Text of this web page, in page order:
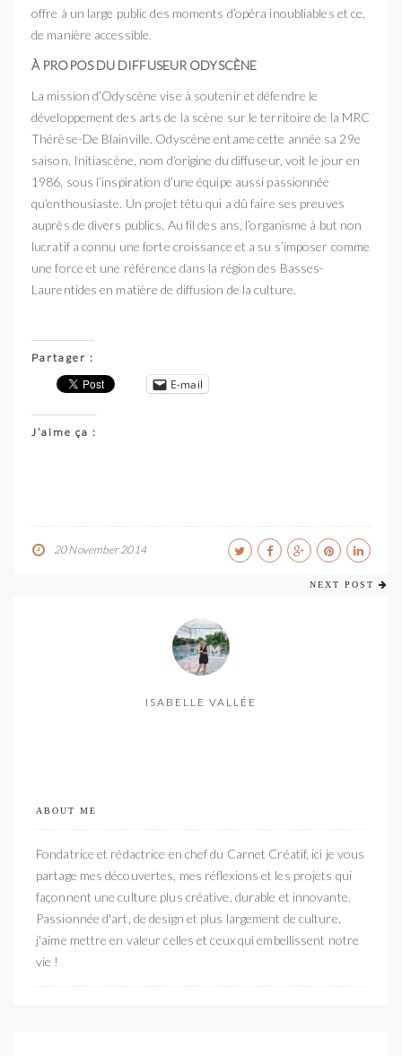
offre à un large public des moments d’opéra inoubliables et ce,
de manière accessible.
À PROPOS DU DIFFUSEUR ODYSCÈNE
La mission d’Odyscène vise à soutenir et défendre le
développement des arts de la scène sur le territoire de la MRC
Thérèse-De Blainville. Odyscène entame cette année sa 29e
saison. Initiascène, nom d’origine du diffuseur, voit le jour en
1986, sous l’inspiration d’une équipe aussi passionnée
qu’enthousiaste. Un projet têtu qui a dû faire ses preuves
auprès de divers publics. Au fil des ans, l’organisme à but non
lucratif a connu une forte croissance et a su s’imposer comme
une force et une référence dans la région des Basses-
Laurentides en matière de diffusion de la culture.
Partager :
E-mail
J’aime ça :
20 November 2014
NEXT POST
ISABELLE VALLÉE
ABOUT ME
Fondatrice et rédactrice en chef du Carnet Créatif, ici je vous
partage mes découvertes, mes réflexions et les projets qui
façonnent une culture plus créative, durable et innovante.
Passionnée d'art, de design et plus largement de culture,
j'aime mettre en valeur celles et ceux qui embellissent notre
vie !